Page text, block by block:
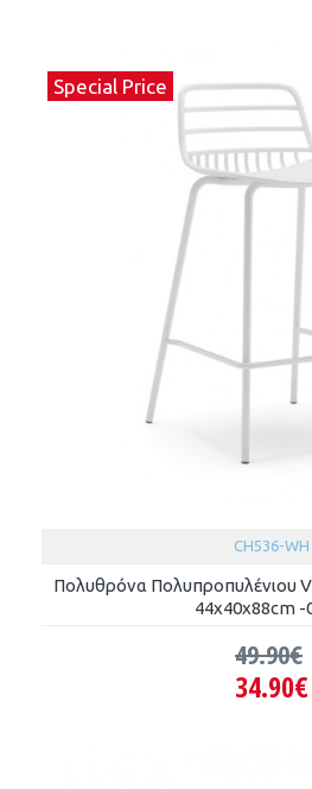
Special Price
CH536-WH
Πολυθρόνα Πολυπροπυλένιου
44x40x88cm -
34.90€
49.90€